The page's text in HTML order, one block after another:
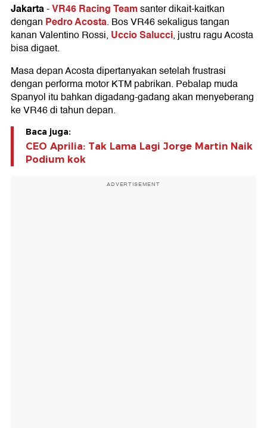
Jakarta-VR46 Racing Teamsanter dikait-kaitkan
dengan Pedro Acosta. Bos VR46 sekaligus tangan
kanan Valentino Rossi, Uccio Salucci, justru ragu Acosta
bisa digaet.
Masa depan Acosta dipertanyakan setelah frustrasi
dengan performa motor KTM pabrikan. Pebalap muda
Spanyol itu bahkan digadang-gadang akan menyeberang
ke VR46 di tahun depan.
Baca juga:
CEO Aprilia: Tak Lama Lagi Jorge Martin Naik
Podium kok
ADVERTISEMENT